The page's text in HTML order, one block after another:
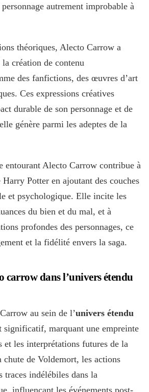
autrement improbable à
théoriques, Alecto Carrow a
création de contenu
des fanfictions, des œuvres d’art
Ces expressions créatives
durable de son personnage et de
génère parmi les adeptes de la
entourant Alecto Carrow contribue à
Potter en ajoutant des couches
et psychologique. Elle incite les
du bien et du mal, et à
profondes des personnages, ce
et la fidélité envers la saga.
carrow dans l’univers étendu
au sein de l’univers étendu
significatif, marquant une empreinte
et les interprétations futures de la
chute de Voldemort, les actions
traces indélébiles dans la
influençant les événements post-